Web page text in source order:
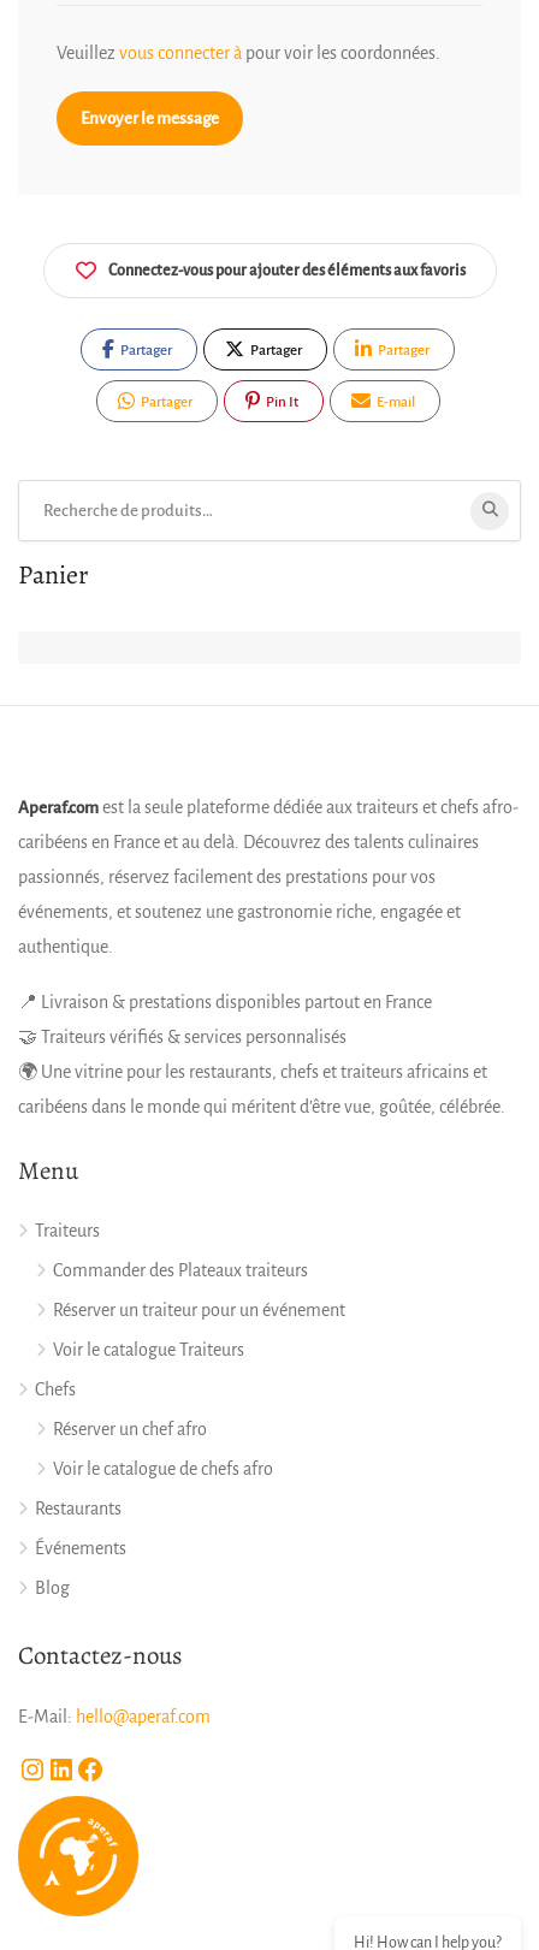
Veuillez vous connecter à pour voir les coordonnées.
Envoyer le message
Connectez-vous pour ajouter des éléments aux favoris
Partager Partager Partager
Partager Pin It E-mail
Panier
Aperaf.com est la seule plateforme dédiée aux traiteurs et chefs afro-
caribéens en France et au delà. Découvrez des talents culinaires
passionnés, réservez facilement des prestations pour vos
événements, et soutenez une gastronomie riche, engagée et
authentique.
📍 Livraison & prestations disponibles partout en France
🤝 Traiteurs vérifiés & services personnalisés
🌍 Une vitrine pour les restaurants, chefs et traiteurs africains et
caribéens dans le monde qui méritent d’être vue, goûtée, célébrée.
Menu
Traiteurs
Commander des Plateaux traiteurs
Réserver un traiteur pour un événement
Voir le catalogue Traiteurs
Chefs
Réserver un chef afro
Voir le catalogue de chefs afro
Restaurants
Événements
Blog
Contactez-nous
E-Mail: hello@aperaf.com
Instagram LinkedIn Facebook
Hi! How can I help you?